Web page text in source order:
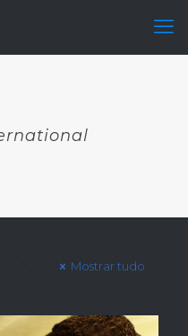
Mostrar tudo